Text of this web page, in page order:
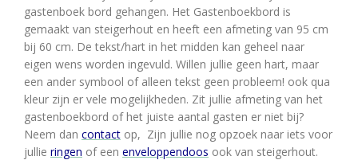
gastenboek bord gehangen. Het Gastenboekbord is
gemaakt van steigerhout en heeft een afmeting van 95 cm
bij 60 cm. De tekst/hart in het midden kan geheel naar
eigen wens worden ingevuld. Willen jullie geen hart, maar
een ander symbool of alleen tekst geen probleem! ook qua
kleur zijn er vele mogelijkheden. Zit jullie afmeting van het
gastenboekbord of het juiste aantal gasten er niet bij?
Neem dan contact op, Zijn jullie nog opzoek naar iets voor
jullie ringen of een enveloppendoos ook van steigerhout.